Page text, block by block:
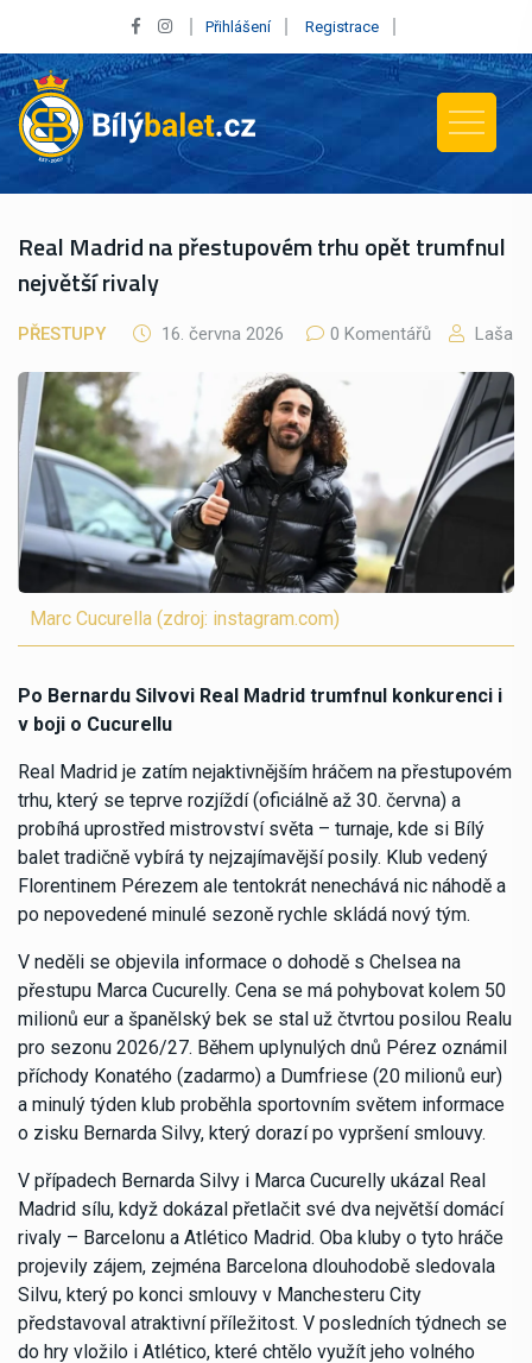
Přihlášení Registrace
Real Madrid na přestupovém trhu opět trumfnul
největší rivaly
PŘESTUPY 16. června 2026 0 Komentářů Laša
Marc Cucurella (zdroj: instagram.com)
Po Bernardu Silvovi Real Madrid trumfnul konkurenci i
v boji o Cucurellu
Real Madrid je zatím nejaktivnějším hráčem na přestupovém
trhu, který se teprve rozjíždí (oficiálně až 30. června) a
probíhá uprostřed mistrovství světa – turnaje, kde si Bílý
balet tradičně vybírá ty nejzajímavější posily. Klub vedený
Florentinem Pérezem ale tentokrát nenechává nic náhodě a
po nepovedené minulé sezoně rychle skládá nový tým.
V neděli se objevila informace o dohodě s Chelsea na
přestupu Marca Cucurelly. Cena se má pohybovat kolem 50
milionů eur a španělský bek se stal už čtvrtou posilou Realu
pro sezonu 2026/27. Během uplynulých dnů Pérez oznámil
příchody Konatého (zadarmo) a Dumfriese (20 milionů eur)
a minulý týden klub proběhla sportovním světem informace
o zisku Bernarda Silvy, který dorazí po vypršení smlouvy.
V případech Bernarda Silvy i Marca Cucurelly ukázal Real
Madrid sílu, když dokázal přetlačit své dva největší domácí
rivaly – Barcelonu a Atlético Madrid. Oba kluby o tyto hráče
projevily zájem, zejména Barcelona dlouhodobě sledovala
Silvu, který po konci smlouvy v Manchesteru City
představoval atraktivní příležitost. V posledních týdnech se
do hry vložilo i Atlético, které chtělo využít jeho volného